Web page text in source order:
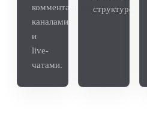
комментариями,
каналами
и
live-
чатами.
структуре.